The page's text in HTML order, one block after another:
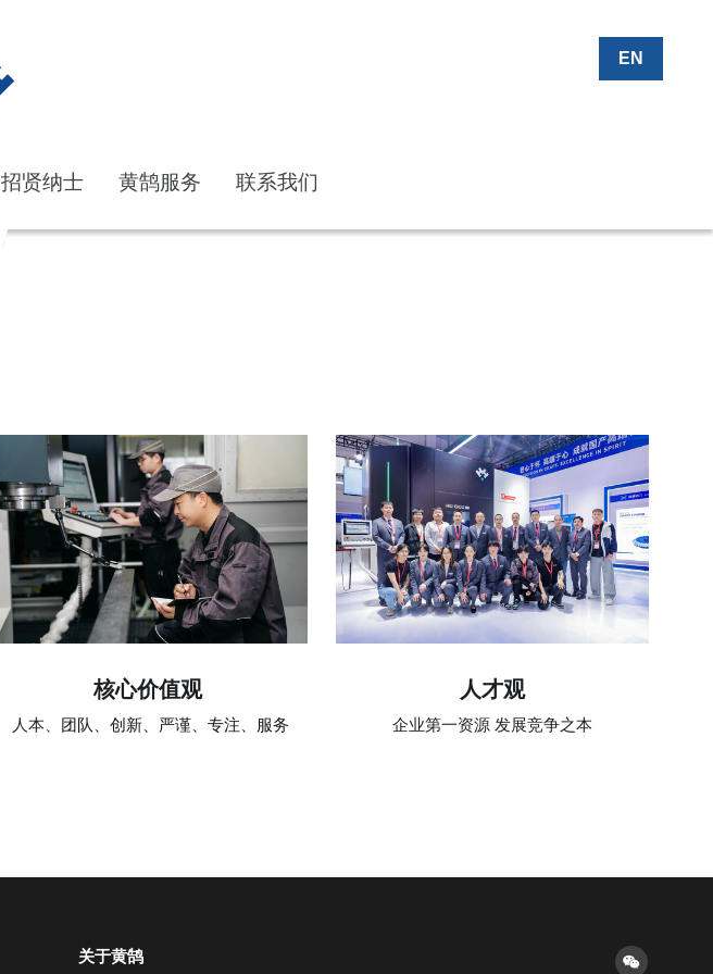
招贤纳士 黄鹄服务 联系我们
EN
招贤纳士 黄鹄服务 联系我们
EN
核心价值观
人本、 团队、创新、严谨、专注、服务
人才观
企业第一资源 发展竞争之本
关于黄鹄